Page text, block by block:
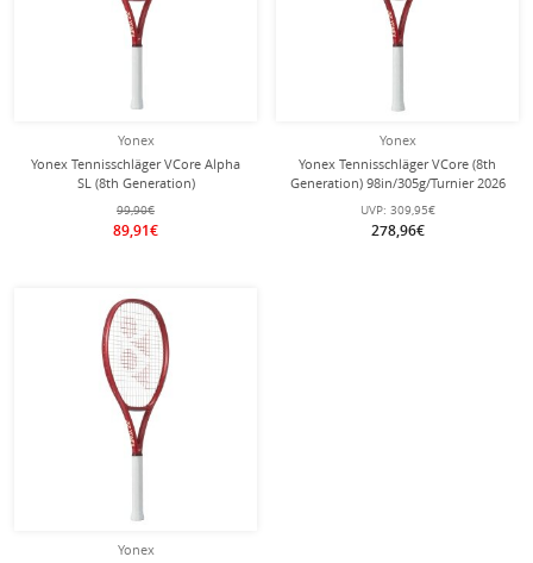
Yonex
Yonex Tennisschläger VCore Alpha
SL (8th Generation)
100in/245g/Junioren 2026 rot -
besaitet -
99,90€
89,91€
Yonex
Yonex Tennisschläger VCore (8th
Generation) 98in/305g/Turnier 2026
rot - unbesaitet -
UVP: 309,95€
278,96€
Yonex